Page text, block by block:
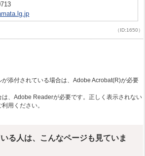
（ID:1650）
添付されている場合は、Adobe Acrobat(R)が必要
は、Adobe Readerが必要です。正しく表示されない
用ください。
る人は、こんなページも見ていま